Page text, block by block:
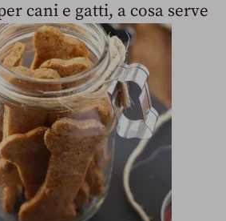
cani e gatti, a cosa serve